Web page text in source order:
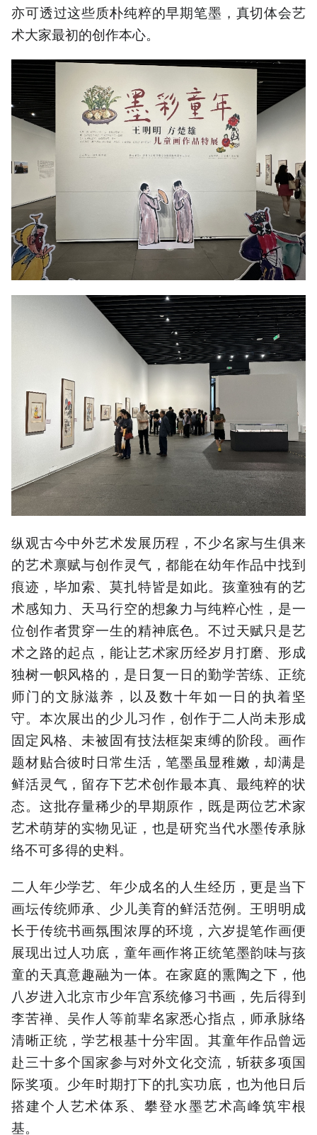
亦可透过这些质朴纯粹的早期笔墨，真切体会艺
术大家最初的创作本心。
纵观古今中外艺术发展历程，不少名家与生俱来
的艺术禀赋与创作灵气，都能在幼年作品中找到
痕迹，毕加索、莫扎特皆是如此。孩童独有的艺
术感知力、天马行空的想象力与纯粹心性，是一
位创作者贯穿一生的精神底色。不过天赋只是艺
术之路的起点，能让艺术家历经岁月打磨、形成
独树一帜风格的，是日复一日的勤学苦练、正统
师门的文脉滋养，以及数十年如一日的执着坚
守。本次展出的少儿习作，创作于二人尚未形成
固定风格、未被固有技法框架束缚的阶段。画作
题材贴合彼时日常生活，笔墨虽显稚嫩，却满是
鲜活灵气，留存下艺术创作最本真、最纯粹的状
态。这批存量稀少的早期原作，既是两位艺术家
艺术萌芽的实物见证，也是研究当代水墨传承脉
络不可多得的史料。
二人年少学艺、年少成名的人生经历，更是当下
画坛传统师承、少儿美育的鲜活范例。王明明成
长于传统书画氛围浓厚的环境，六岁提笔作画便
展现出过人功底，童年画作将正统笔墨韵味与孩
童的天真意趣融为一体。在家庭的熏陶之下，他
八岁进入北京市少年宫系统修习书画，先后得到
李苦禅、吴作人等前辈名家悉心指点，师承脉络
清晰正统，学艺根基十分牢固。其童年作品曾远
赴三十多个国家参与对外文化交流，斩获多项国
际奖项。少年时期打下的扎实功底，也为他日后
搭建个人艺术体系、攀登水墨艺术高峰筑牢根
基。